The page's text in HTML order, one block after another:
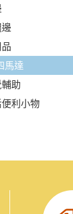
馬達
助
利小物